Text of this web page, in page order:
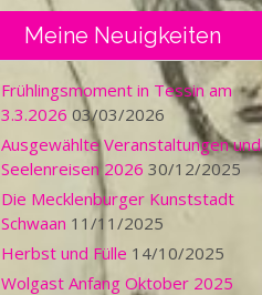
Meine Neuigkeiten
Frühlingsmoment in Tessin am
3.3.2026 03/03/2026
Ausgewählte Veranstaltungen und
Seelenreisen 2026 30/12/2025
Die Mecklenburger Kunststadt
Schwaan 11/11/2025
Herbst und Fülle 14/10/2025
Wolgast Anfang Oktober 2025